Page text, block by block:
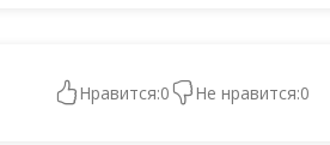
Нравится:0 Не нравится:0